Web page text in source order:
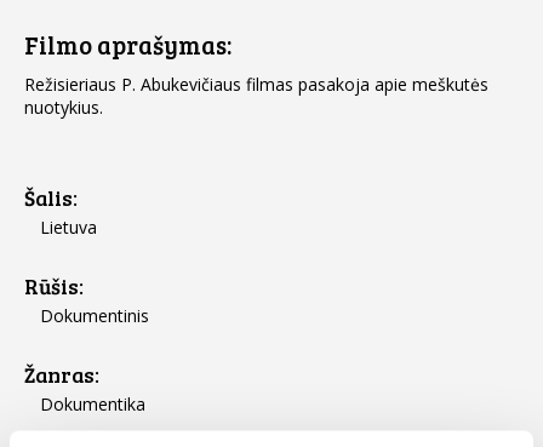
Filmo aprašymas:
Režisieriaus P. Abukevičiaus filmas pasakoja apie meškutės
nuotykius.
Šalis:
Lietuva
Rūšis:
Dokumentinis
Žanras:
Dokumentika